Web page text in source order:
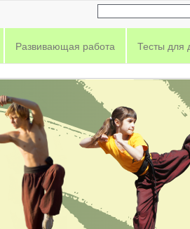
Развивающая работа Тесты для